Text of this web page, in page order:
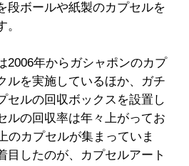
段ボールや紙製のカプセルを
2006年からガシャポンのカプ
ルを実施しているほか、ガチ
セルの回収ボックスを設置し
ルの回収率は年々上がってお
のカプセルが集まっていま
目したのが、カプセルアート